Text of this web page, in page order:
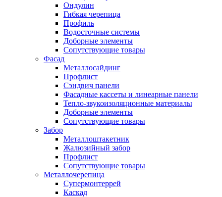
Ондулин
Гибкая черепица
Профиль
Водосточные системы
Доборные элементы
Сопутствующие товары
Фасад
Металлосайдинг
Профлист
Сэндвич панели
Фасадные кассеты и линеарные панели
Тепло-звукоизоляционные материалы
Доборные элементы
Сопутствующие товары
Забор
Металлоштакетник
Жалюзийный забор
Профлист
Сопутствующие товары
Металлочерепица
Супермонтеррей
Каскад